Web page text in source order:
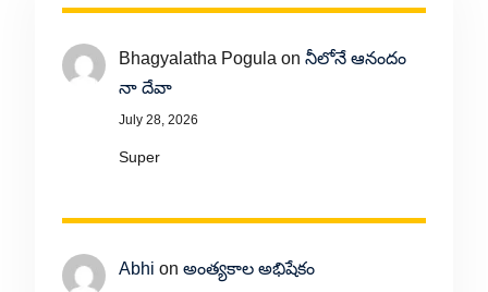
Bhagyalatha Pogula on నీలోనే ఆనందం
నా దేవా
July 28, 2026
Super
Abhi on అంత్యకాల అభిషేకం